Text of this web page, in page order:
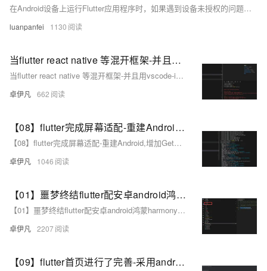
在Android设备上运行Flutter应用程序时，如果遇到设备未授权的问题该如何解决？
luanpanfei 1130
当flutter react native 等混开框架-并且用vscode-idea等编译器无法打包apk，打包安卓不成功怎么办-直接用android studio如何打包安卓apk -重要-优雅草卓伊凡
当flutter react native 等混开框架-并且用vscode-idea等编译器无法打包apk，打包安卓不成功怎么办-直接用android studio如何打包安卓apk -重要-优雅草卓伊凡
卓伊凡 662
【08】flutter完成屏幕适配-重建Android,增加GetX路由,屏幕适配,基础导航栏-多版本SDK以及gradle造成的关于fvm的使用（flutter version manage）-卓伊凡换人优雅草Alex-开发完整的社交APP-前端客户端开发+数据联调|以优雅草商业项目为例做开发-flutter开发-全流程-商业应用级实战开发-优雅草Alex
【08】flutter完成屏幕适配-重建Android,增加GetX路由,屏幕适配,基础导航栏-多版本SDK以及gradle造成的关于fvm的使用（flutter version manage）-卓伊凡换人优雅草Alex-开发完整的社交APP-前端客户端开发+数据联调|以优雅草商业项目为例做开发-flutter开发-全流程-商业应用级实战开发-优雅草Alex
卓伊凡 1046
【01】噩梦终结flutter配安卓android鸿蒙harmonyOS 以及next调试环境配鸿蒙和ios真机调试环境-flutter项目安卓环境配置-gradle-agp-ndkVersion模拟器运行真机测试环境-本地环境搭建-如何快速搭建android本地运行环境-优雅草卓伊凡-很多人在这步就被难倒了
【01】噩梦终结flutter配安卓android鸿蒙harmonyOS 以及next调试环境配鸿蒙和ios真机调试环境-flutter项目安卓环境配置-gradle-agp-ndkVersion模拟器运行真机测试环境-本地环境搭建-如何快速搭建android本地运行环境-优雅草卓伊凡-很多人在这步就被难倒了
卓伊凡 2207
【09】flutter首页进行了完善-采用android studio 进行真机调试开发-增加了直播间列表和短视频人物列表-增加了用户中心-卓伊凡换人优雅草Alex-开发完整的社交APP-前端客户端开发+数据联调|以优雅草商业项目为例做开发-flutter开发-全流程-商业应用级实战开发-优雅草Alex